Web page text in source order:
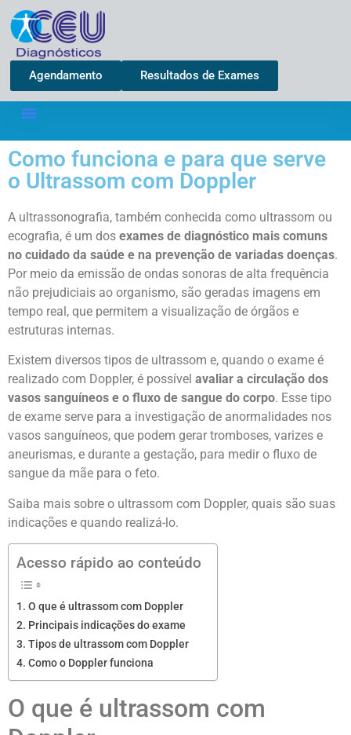
Agendamento Resultados de Exames
Como funciona e para que serve
o Ultrassom com Doppler
A ultrassonografia, também conhecida como ultrassom ou
ecografia, é um dos exames de diagnóstico mais comuns
no cuidado da saúde e na prevenção de variadas doenças.
Por meio da emissão de ondas sonoras de alta frequência
não prejudiciais ao organismo, são geradas imagens em
tempo real, que permitem a visualização de órgãos e
estruturas internas.
Existem diversos tipos de ultrassom e, quando o exame é
realizado com Doppler, é possível avaliar a circulação dos
vasos sanguíneos e o fluxo de sangue do corpo. Esse tipo
de exame serve para a investigação de anormalidades nos
vasos sanguíneos, que podem gerar tromboses, varizes e
aneurismas, e durante a gestação, para medir o fluxo de
sangue da mãe para o feto.
Saiba mais sobre o ultrassom com Doppler, quais são suas
indicações e quando realizá-lo.
Acesso rápido ao conteúdo
O que é ultrassom com Doppler
Principais indicações do exame
Tipos de ultrassom com Doppler
Como o Doppler funciona
O que é ultrassom com